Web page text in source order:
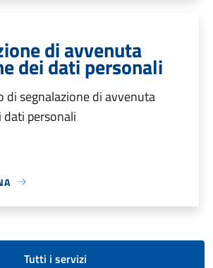
di avvenuta
dei dati personali
di segnalazione di avvenuta
personali
Tutti i servizi